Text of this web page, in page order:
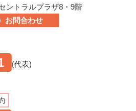
ントラルプラザ8・9階
お問合わせ
(代表)